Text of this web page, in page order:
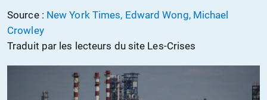
Source : New York Times, Edward Wong, Michael
Crowley
Traduit par les lecteurs du site Les-Crises